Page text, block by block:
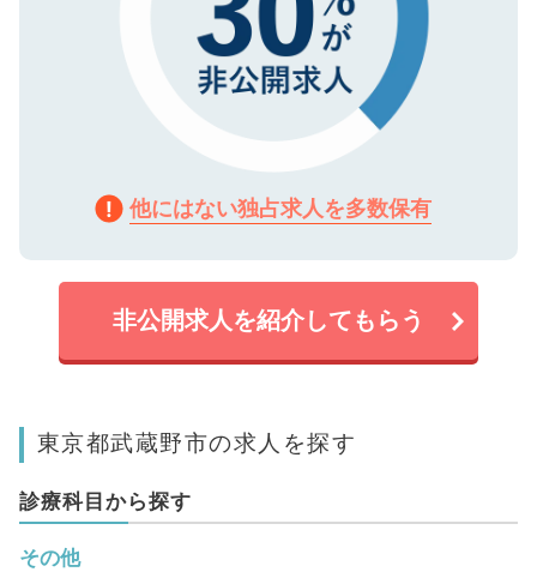
他にはない独占求人を多数保有
非公開求人を紹介してもらう
東京都武蔵野市の求人を探す
診療科目から探す
その他